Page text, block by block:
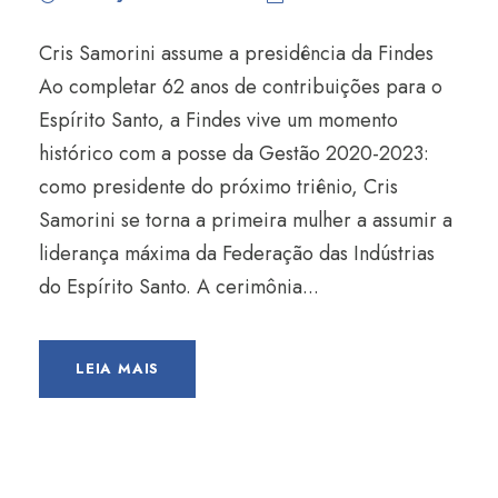
Cris Samorini assume a presidência da Findes
Ao completar 62 anos de contribuições para o
Espírito Santo, a Findes vive um momento
histórico com a posse da Gestão 2020-2023:
como presidente do próximo triênio, Cris
Samorini se torna a primeira mulher a assumir a
liderança máxima da Federação das Indústrias
do Espírito Santo. A cerimônia...
LEIA MAIS